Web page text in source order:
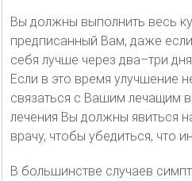
Вы должны выполнить весь
предписанный Вам, даже
себя лучше через два–три
Если в это время улучшение
связаться с Вашим лечащим
лечения Вы должны явиться
врачу, чтобы убедиться, что
В большинстве случаев